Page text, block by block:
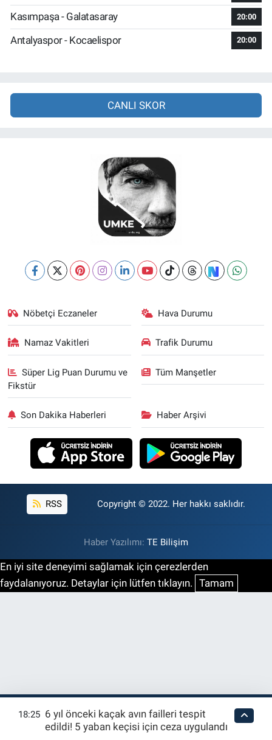
Kasımpaşa - Galatasaray 20:00
Antalyaspor - Kocaelispor 20:00
CANLI SKOR
Nöbetçi Eczaneler Hava Durumu
Namaz Vakitleri Trafik Durumu
Süper Lig Puan Durumu ve
Fikstür
Tüm Manşetler
Son Dakika Haberleri Haber Arşivi
RSS Copyright © 2022. Her hakkı saklıdır.
Haber Yazılımı: TE Bilişim
En iyi site deneyimi sağlamak için çerezlerden
faydalanıyoruz. Detaylar için lütfen tıklayın. Tamam
18:25 6 yıl önceki kaçak avın failleri tespit
edildi! 5 yaban keçisi için ceza uygulandı